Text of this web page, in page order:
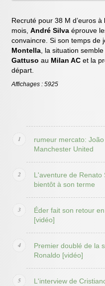
Recruté pour 38 M d’euros à
mois,André Silva éprouve
convaincre. Si son temps de
Montella, la situation semble
Gattusoau Milan ACet la
départ.
Affichages : 5925
rumeur mercato:
Manchester United
L'aventure de Renato
bientôt à son terme
Éder fait son retour
[vidéo]
Premier doublé de la
Ronaldo [vidéo]
L'interview de